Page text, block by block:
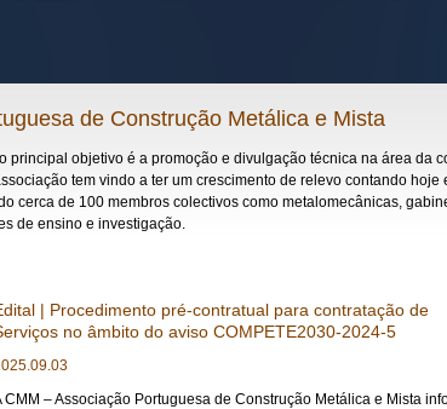
de Construção Metálica e Mista
principal objetivo é a promoção e divulgação técnica na área da
tem vindo a ter um crescimento de relevo contando hoje
cerca de 100 membros colectivos como metalomecânicas,
de ensino e investigação.
| Procedimento pré-contratual para contratação de
no âmbito do aviso COMPETE2030-2024-5
CMM – Associação Portuguesa de Construção Metálica e Mista